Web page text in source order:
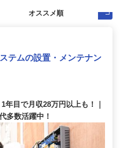
テムの設置・メンテナン
目で月収28万円以上も！｜
多数活躍中！